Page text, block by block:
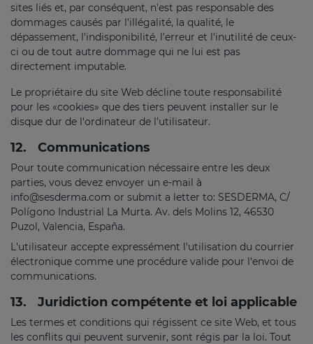
sites liés et, par conséquent, n'est pas responsable des
dommages causés par l'illégalité, la qualité, le
dépassement, l'indisponibilité, l'erreur et l'inutilité de ceux-
ci ou de tout autre dommage qui ne lui est pas
directement imputable.
Le propriétaire du site Web décline toute responsabilité
pour les «cookies» que des tiers peuvent installer sur le
disque dur de l'ordinateur de l'utilisateur.
12. Communications
Pour toute communication nécessaire entre les deux
parties, vous devez envoyer un e-mail à
info@sesderma.com or submit a letter to: SESDERMA, C/
Polígono Industrial La Murta. Av. dels Molins 12, 46530
Puzol, Valencia, España.
L'utilisateur accepte expressément l'utilisation du courrier
électronique comme une procédure valide pour l'envoi de
communications.
13. Juridiction compétente et loi applicable
Les termes et conditions qui régissent ce site Web, et tous
les conflits qui peuvent survenir, sont régis par la loi. Tout